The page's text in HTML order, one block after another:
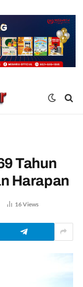
Tahun
Harapan
16Views